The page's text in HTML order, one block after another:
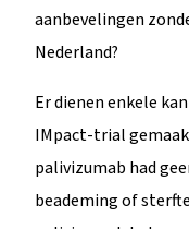
aanbevelingen
Nederland?
Er dienen enkele
IMpact-trial
palivizumab had
beademing of